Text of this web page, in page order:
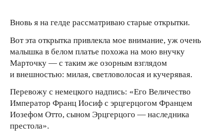
Вновь я на гелде рассматриваю старые открытки.
Вот эта открытка привлекла мое внимание, уж очень
малышка в белом платье похожа на мою внучку
Марточку — с таким же озорным взглядом
и внешностью: милая, светловолосая и кучерявая.
Перевожу с немецкого надпись: «Его Величество
Император Франц Иосиф с эрцгерцогом Францем
Иозефом Отто, сыном Эрцгерцого — наследника
престола».